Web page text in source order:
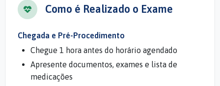
Como é Realizado o Exame
Chegada e Pré-Procedimento
Chegue 1 hora antes do horário agendado
Apresente documentos, exames e lista de
medicações